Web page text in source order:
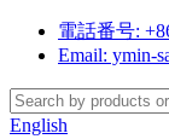
電話番号:
Email: ymin-
English